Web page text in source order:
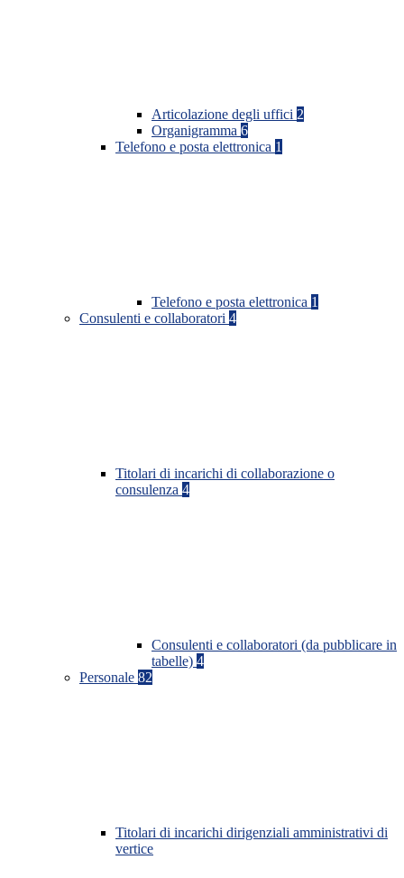
Articolazione degli uffici 2
Organigramma 6
Telefono e posta elettronica 1
Telefono e posta elettronica 1
Consulenti e collaboratori 4
Titolari di incarichi di collaborazione o
consulenza 4
Consulenti e collaboratori (da pubblicare in
tabelle) 4
Personale 82
Titolari di incarichi dirigenziali amministrativi di
vertice